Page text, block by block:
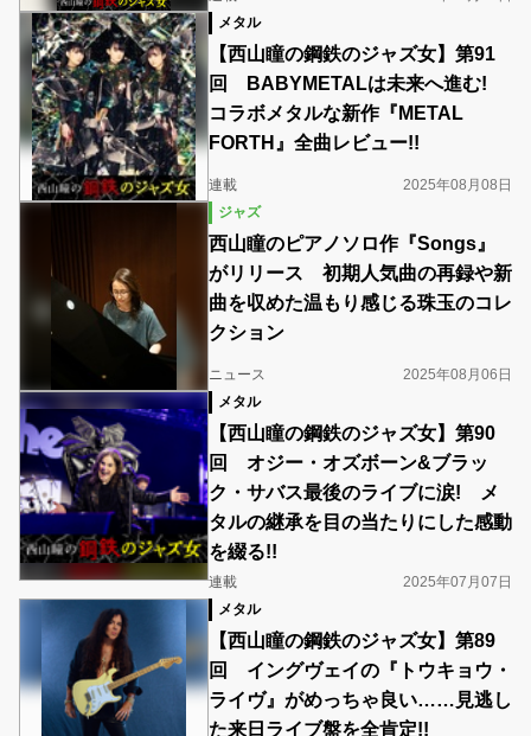
メタル
【西山瞳の鋼鉄のジャズ女】第91
回 BABYMETALは未来へ進む!
コラボメタルな新作『METAL
FORTH』全曲レビュー!!
連載
2025年08月08日
ジャズ
西山瞳のピアノソロ作『Songs』
がリリース 初期人気曲の再録や新
曲を収めた温もり感じる珠玉のコレ
クション
ニュース
2025年08月06日
メタル
【西山瞳の鋼鉄のジャズ女】第90
回 オジー・オズボーン&ブラッ
ク・サバス最後のライブに涙! メ
タルの継承を目の当たりにした感動
を綴る!!
連載
2025年07月07日
メタル
【西山瞳の鋼鉄のジャズ女】第89
回 イングヴェイの『トウキョウ・
ライヴ』がめっちゃ良い……見逃し
た来日ライブ盤を全肯定!!